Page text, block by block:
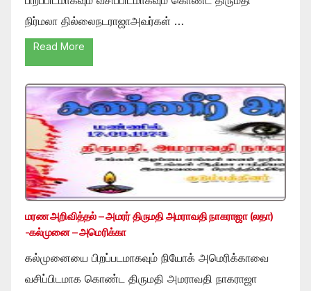
நிர்மலா தில்லைநடராஜாஅவர்கள் …
Read More
மரண அறிவித்தல் – அமரர் திருமதி அமராவதி நாகராஜா (லதா)
-கல்முனை – அமெரிக்கா
கல்முனையை பிறப்படமாகவும் நியோக் அமெரிக்காவை
வசிப்பிடமாக கொண்ட திருமதி அமராவதி நாகராஜா